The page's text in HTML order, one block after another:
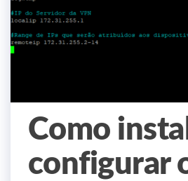
Como
configurar